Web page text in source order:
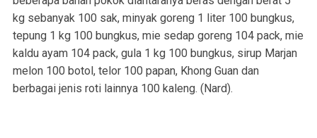
kg sebanyak 100 sak, minyak goreng 1 liter 100 bungkus,
tepung 1 kg 100 bungkus, mie sedap goreng 104 pack, mie
kaldu ayam 104 pack, gula 1 kg 100 bungkus, sirup Marjan
melon 100 botol, telor 100 papan, Khong Guan dan
berbagai jenis roti lainnya 100 kaleng. (Nard).